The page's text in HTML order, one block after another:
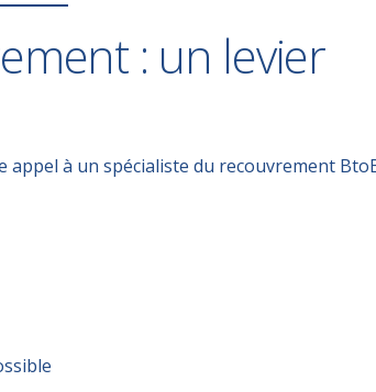
: un levier
appel à un spécialiste du recouvrement